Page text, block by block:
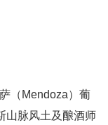
（Mendoza）葡
山脉风土及酿酒师